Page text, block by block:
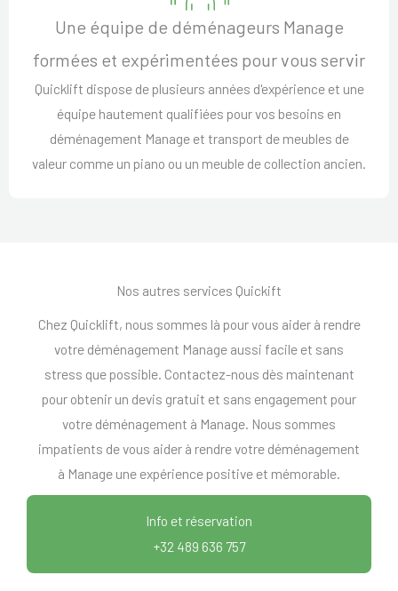
Une équipe de déménageurs Manage
formées et expérimentées pour vous servir
Quicklift dispose de plusieurs années d'expérience et une
équipe hautement qualifiées pour vos besoins en
déménagement Manage et transport de meubles de
valeur comme un piano ou un meuble de collection ancien.
Nos autres services Quickift
Chez Quicklift, nous sommes là pour vous aider à rendre
votre déménagement Manage aussi facile et sans
stress que possible. Contactez-nous dès maintenant
pour obtenir un devis gratuit et sans engagement pour
votre déménagement à Manage. Nous sommes
impatients de vous aider à rendre votre déménagement
à Manage une expérience positive et mémorable.
Info et réservation
+32 489 636 757